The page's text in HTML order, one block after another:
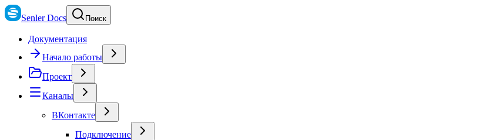
Senler Docs Поиск
Документация
Начало работы
Проект
Каналы
ВКонтакте
Подключение